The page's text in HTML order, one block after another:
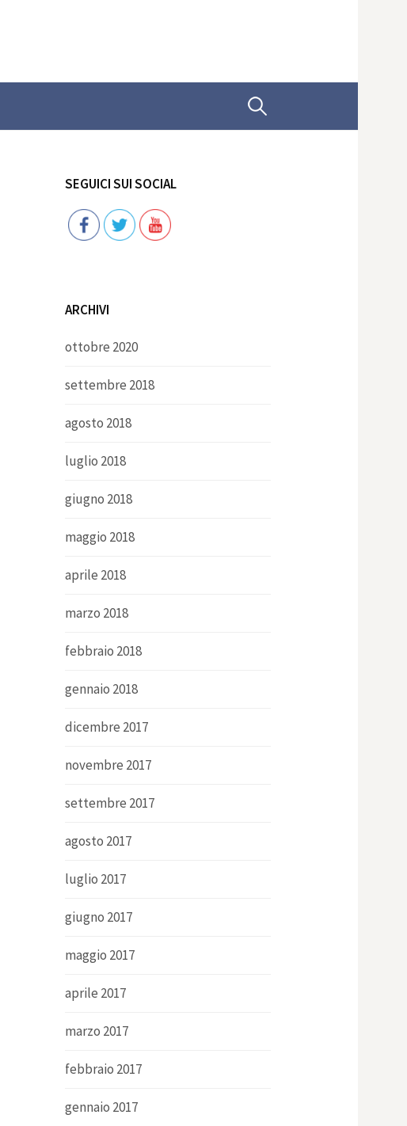
Ricerca
SEGUICI SUI SOCIAL
Follow
ARCHIVI
ottobre 2020
settembre 2018
agosto 2018
luglio 2018
giugno 2018
maggio 2018
aprile 2018
marzo 2018
febbraio 2018
gennaio 2018
dicembre 2017
novembre 2017
settembre 2017
agosto 2017
luglio 2017
giugno 2017
maggio 2017
aprile 2017
marzo 2017
febbraio 2017
gennaio 2017